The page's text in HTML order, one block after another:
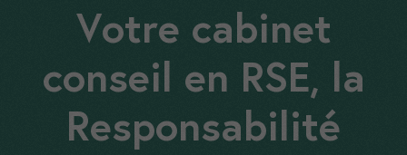
Votre cabinet
conseil en RSE, la
Responsabilité